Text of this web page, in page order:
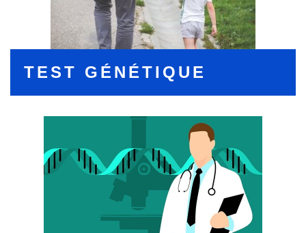
TEST GÉNÉTIQUE